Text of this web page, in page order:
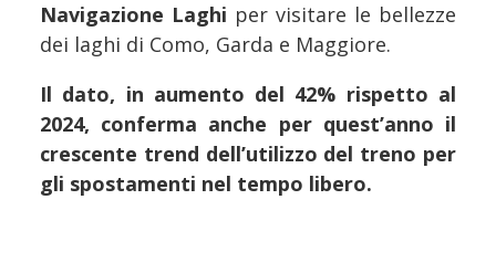
Navigazione Laghi per visitare le bellezze
dei laghi di Como, Garda e Maggiore.
Il dato, in aumento del 42% rispetto al
2024, conferma anche per quest’anno il
crescente trend dell’utilizzo del treno per
gli spostamenti nel tempo libero.